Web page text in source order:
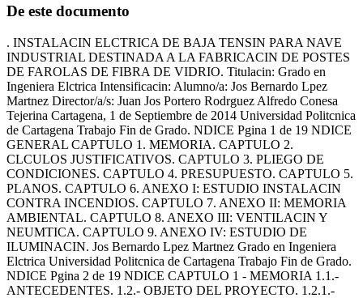
De este documento
. INSTALACIN ELCTRICA DE BAJA TENSIN PARA NAVE
INDUSTRIAL DESTINADA A LA FABRICACIN DE POSTES
DE FAROLAS DE FIBRA DE VIDRIO. Titulacin: Grado en
Ingeniera Elctrica Intensificacin: Alumno/a: Jos Bernardo Lpez
Martnez Director/a/s: Juan Jos Portero Rodrguez Alfredo Conesa
Tejerina Cartagena, 1 de Septiembre de 2014 Universidad Politcnica
de Cartagena Trabajo Fin de Grado. NDICE Pgina 1 de 19 NDICE
GENERAL CAPTULO 1. MEMORIA. CAPTULO 2.
CLCULOS JUSTIFICATIVOS. CAPTULO 3. PLIEGO DE
CONDICIONES. CAPTULO 4. PRESUPUESTO. CAPTULO 5.
PLANOS. CAPTULO 6. ANEXO I: ESTUDIO INSTALACIN
CONTRA INCENDIOS. CAPTULO 7. ANEXO II: MEMORIA
AMBIENTAL. CAPTULO 8. ANEXO III: VENTILACIN Y
NEUMTICA. CAPTULO 9. ANEXO IV: ESTUDIO DE
ILUMINACIN. Jos Bernardo Lpez Martnez Grado en Ingeniera
Elctrica Universidad Politcnica de Cartagena Trabajo Fin de Grado.
NDICE Pgina 2 de 19 NDICE CAPTULO 1 - MEMORIA 1.1.-
ANTECEDENTES. 1.2.- OBJETO DEL PROYECTO. 1.2.1.-